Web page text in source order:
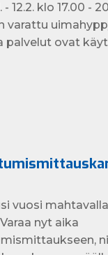
- 12.2. klo 17.00 -
varattu
palvelut ovat
vuosi mahtavalla
nyt aika